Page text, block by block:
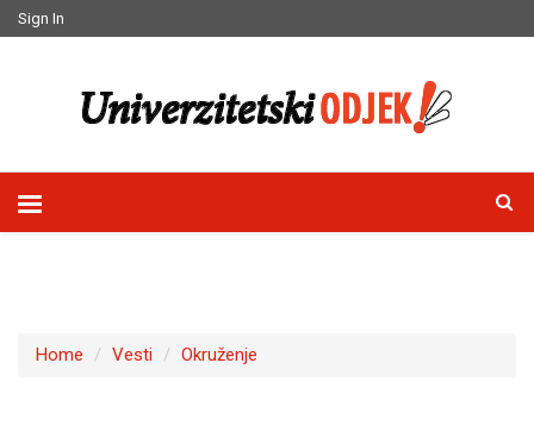
Sign In
Home Vesti Okruženje